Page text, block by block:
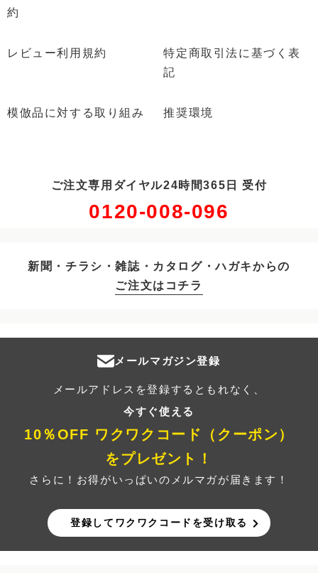
約
レビュー利用規約
特定商取引法に基づく表
記
模倣品に対する取り組み 推奨環境
ご注文専用ダイヤル24時間365日 受付
0120-008-096
新聞・チラシ・雑誌・カタログ・ハガキからの
ご注文はコチラ
メールマガジン登録
メールアドレスを登録するともれなく、
今すぐ使える
10％OFF ワクワクコード（クーポン）
をプレゼント！
さらに！お得がいっぱいのメルマガが届きます！
登録してワクワクコードを受け取る